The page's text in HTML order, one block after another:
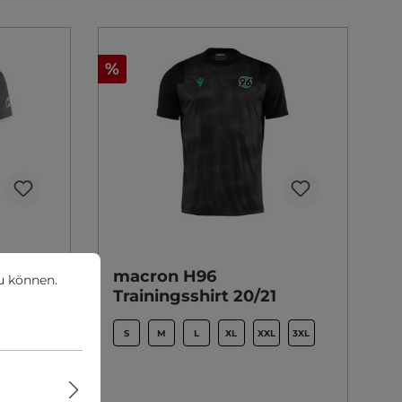
%
macron H96
Trainingsshirt 20/21
S M L XL XXL 3XL
Mehr Informationen ...
können.